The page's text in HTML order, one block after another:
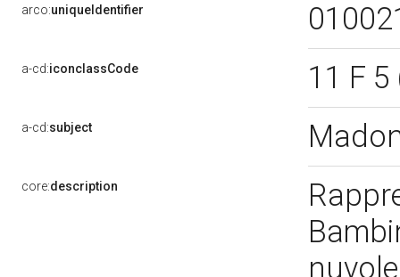
arco:uniqueIdentifier
a-cd:iconclassCode 11 F
a-cd:subject
core:description